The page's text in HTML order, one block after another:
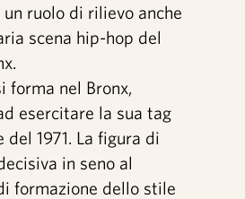
interviste
Contatti
Shop
un ruolo di rilievo anche
scena hip-hop del
forma nel Bronx,
esercitare la sua tag
del 1971. La figura di
in seno al
formazione dello stile